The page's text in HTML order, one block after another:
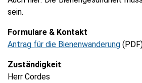
sein.
Formulare & Kontakt
Antrag für die Bienenwanderung
Zuständigkeit:
Herr Cordes